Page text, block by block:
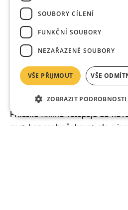
Vallmo bez Makovičky:
efektem
Pražské Vallmo vstupuje do
gest, bez snahy šokovat, ale s
SOUBORY CÍLENÍ
FUNKČNÍ SOUBORY
NEZAŘAZENÉ SOUBORY
VŠE PŘIJMOUT VŠE
ZOBRAZIT PODROBNOSTI